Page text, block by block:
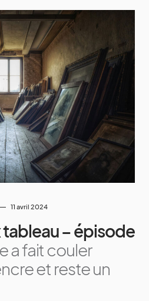
11 avril 2024
tableau – épisode
a fait couler
et reste un